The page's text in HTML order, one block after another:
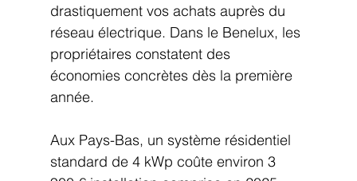
drastiquement vos achats auprès du
réseau électrique. Dans le Benelux, les
propriétaires constatent des
économies concrètes dès la première
année.
Aux Pays-Bas, un système résidentiel
standard de 4 kWp coûte environ 3